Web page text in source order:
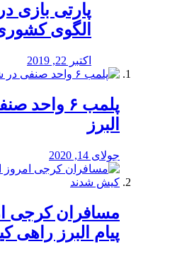
پارتی بازی
الگوی
اکتبر 22, 2019
پلمب ۶
البرز
جولای 14, 2020
مسافران کرجی
پیام البرز